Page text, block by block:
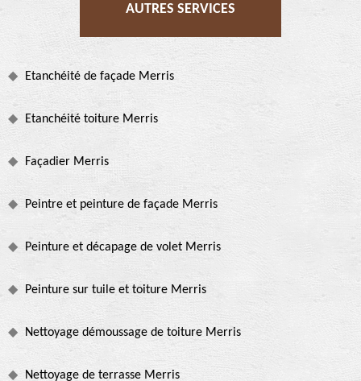
AUTRES SERVICES
Etanchéité de façade Merris
Etanchéité toiture Merris
Façadier Merris
Peintre et peinture de façade Merris
Peinture et décapage de volet Merris
Peinture sur tuile et toiture Merris
Nettoyage démoussage de toiture Merris
Nettoyage de terrasse Merris